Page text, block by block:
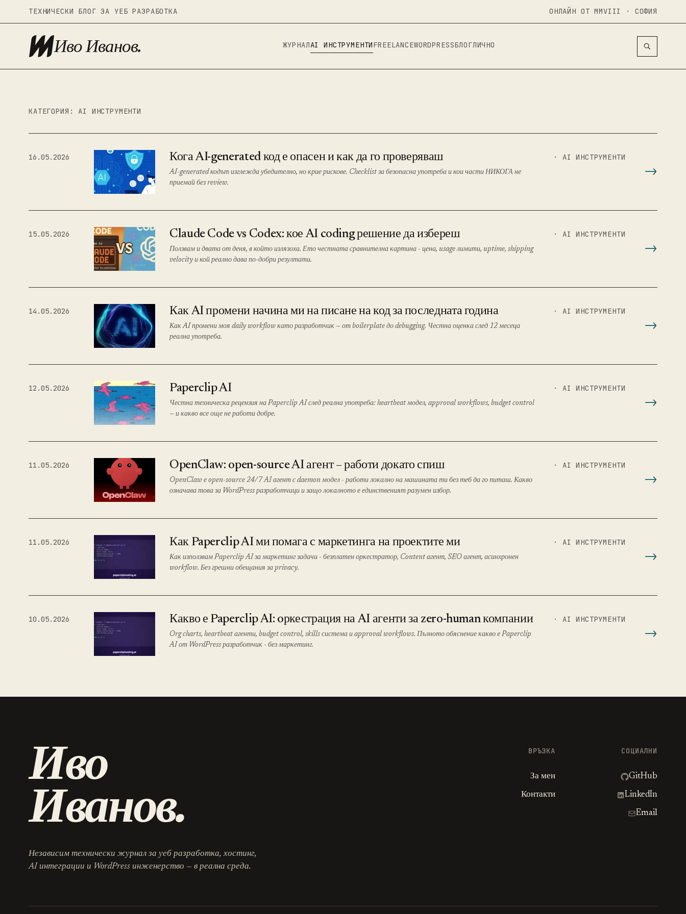
ТЕХНИЧЕСКИ БЛОГ ЗА УЕБ РАЗРАБОТКА ОНЛАЙН ОТ MMVIII · СОФИЯ
Иво Иванов. ЖУРНАЛAI ИНСТРУМЕНТИFREELANCEWORDPRESSБЛОГЛИЧНO
КАТЕГОРИЯ:AI ИНСТРУМЕНТИ
16.05.2026 Кога AI-generated код е опасен и как да го проверяваш
AI-generated кодът изглежда убедително, но крие рискове. Checklist за безопасна употреба и кои части НИКОГА не
приемай без review.
· AI ИНСТРУМЕНТИ
15.05.2026 Claude Code vs Codex: кое AI coding решение да избереш
Ползвам и двата от деня, в който излязоха. Ето честната сравнителна картина - цена, usage лимити, uptime, shipping
velocity и кой реално дава по-добри резултати.
· AI ИНСТРУМЕНТИ
14.05.2026 Как AI промени начина ми на писане на код за последната година
Как AI промени моя daily workflow като разработчик — от boilerplate до debugging. Честна оценка след 12 месеца
реална употреба.
· AI ИНСТРУМЕНТИ
12.05.2026 Paperclip AI
Честна техническа рецензия на Paperclip AI след реална употреба: heartbeat модел, approval workflows, budget control
— и какво все още не работи добре.
· AI ИНСТРУМЕНТИ
11.05.2026 OpenClaw: open-source AI агент – работи докато спиш
OpenClaw е open-source 24/7 AI агент с daemon модел - работи локално на машината ти без теб да го питаш. Какво
означава това за WordPress разработчици и защо локалното е единственият разумен избор.
· AI ИНСТРУМЕНТИ
11.05.2026 Как Paperclip AI ми помага с маркетинга на проектите ми
Как използвам Paperclip AI за маркетинг задачи - безплатен оркестратор, Content агент, SEO агент, асинхронен
workflow. Без грешни обещания за privacy.
· AI ИНСТРУМЕНТИ
10.05.2026 Какво е Paperclip AI: oркестрация на AI агенти за zero-human компании
Org charts, heartbeat агенти, budget control, skills система и approval workflows. Пълното обяснение какво е Paperclip
AI от WordPress разработчик - без маркетинг.
· AI ИНСТРУМЕНТИ
Иво
Иванов.
Независим технически журнал за уеб разработка, хостинг,
AI интеграции и WordPress инженерство — в реална среда.
ВРЪЗКА
За мен
Контакти
СОЦИАЛНИ
GitHub
LinkedIn
Email